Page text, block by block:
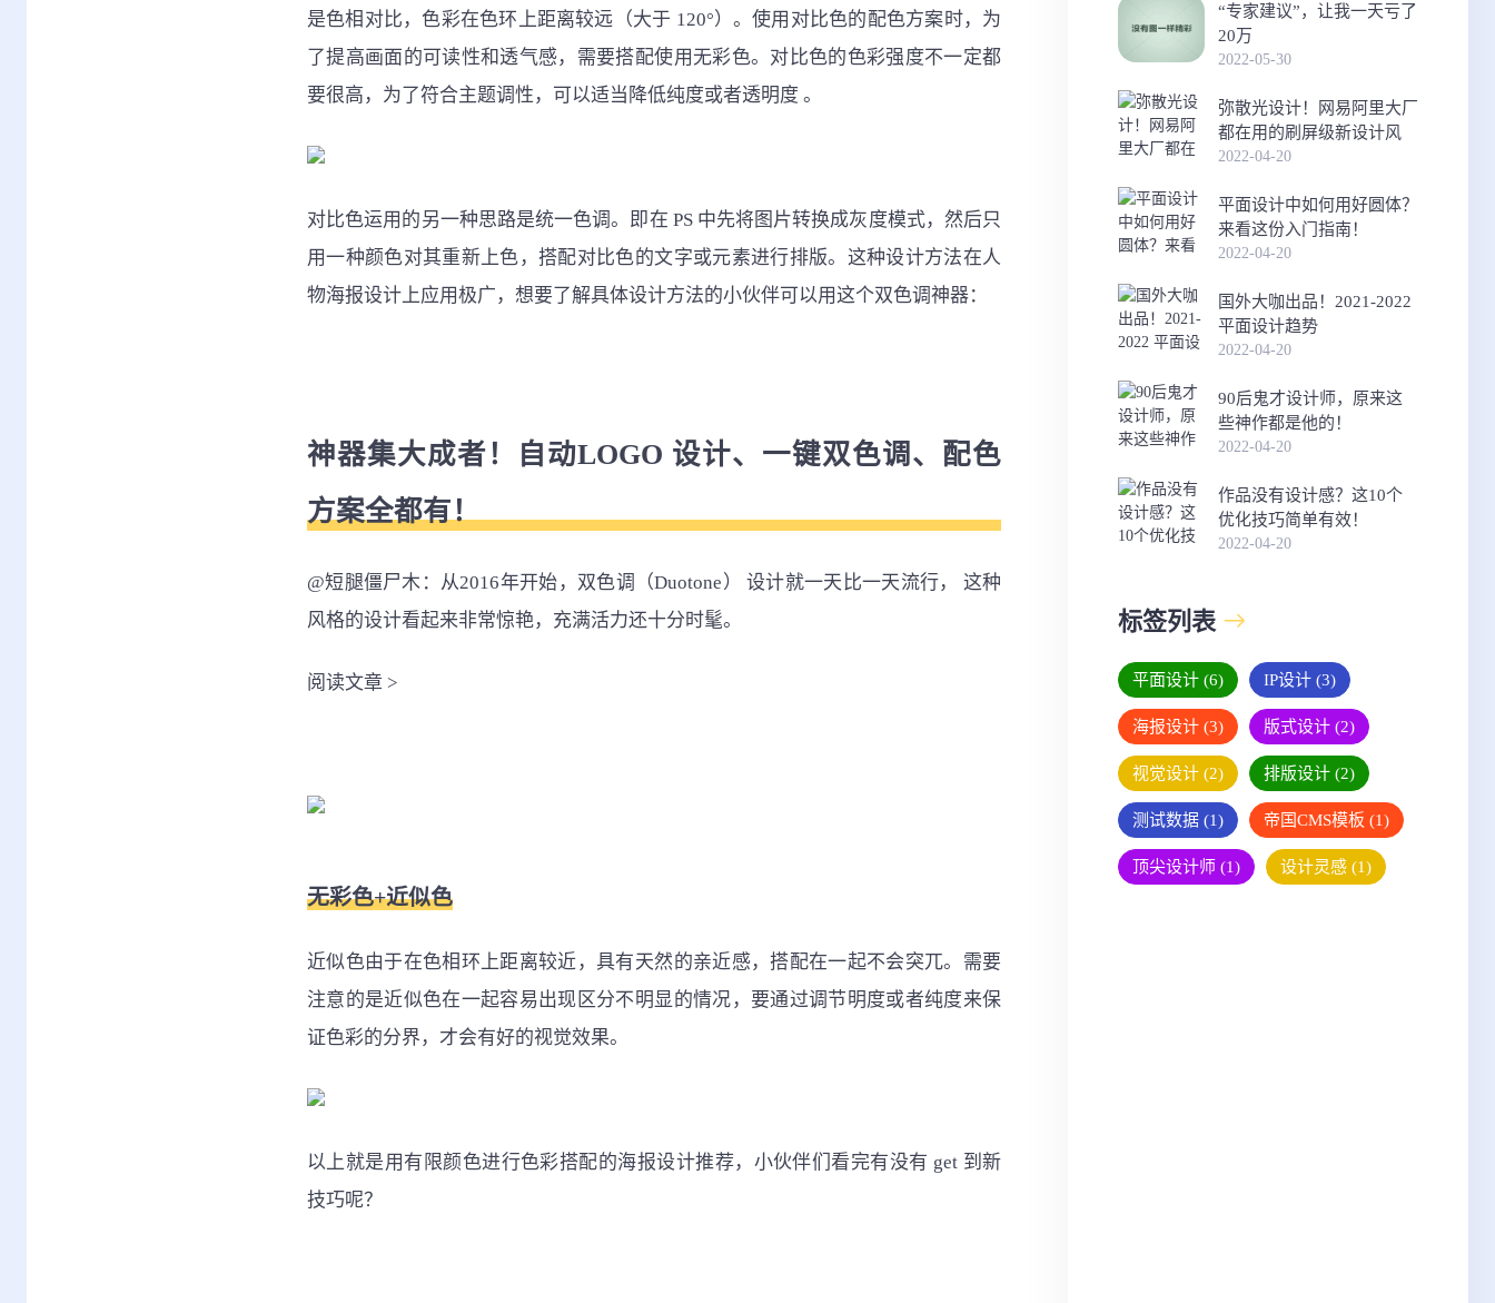
是色相对比，色彩在色环上距离较远（大于 120°）。使用对比色的配色方案时，为
了提高画面的可读性和透气感，需要搭配使用无彩色。对比色的色彩强度不一定都
要很高，为了符合主题调性，可以适当降低纯度或者透明度 。
对比色运用的另一种思路是统一色调。即在 PS 中先将图片转换成灰度模式，然后只
用一种颜色对其重新上色，搭配对比色的文字或元素进行排版。这种设计方法在人
物海报设计上应用极广，想要了解具体设计方法的小伙伴可以用这个双色调神器：
神器集大成者！自动LOGO 设计、一键双色调、配色
方案全都有！
@短腿僵尸木：从2016年开始，​双色调（Duotone） 设计就一天比一天流行， 这种
风格的设计看起来非常惊艳，充满活力还十分时髦。
阅读文章 >
无彩色+近似色
近似色由于在色相环上距离较近，具有天然的亲近感，搭配在一起不会突兀。需要
注意的是近似色在一起容易出现区分不明显的情况，要通过调节明度或者纯度来保
证色彩的分界，才会有好的视觉效果。
以上就是用有限颜色进行色彩搭配的海报设计推荐，小伙伴们看完有没有 get 到新
技巧呢？
“专家建议”，让我一天亏了
20万
2022-05-30
弥散光设计！网易阿里大厂
都在用的刷屏级新设计风
2022-04-20
平面设计中如何用好圆体？
来看这份入门指南！
2022-04-20
国外大咖出品！2021-2022
平面设计趋势
2022-04-20
90后鬼才设计师，原来这
些神作都是他的！
2022-04-20
作品没有设计感？这10个
优化技巧简单有效！
2022-04-20
标签列表
平面设计 (6) IP设计 (3)
海报设计 (3) 版式设计 (2)
视觉设计 (2) 排版设计 (2)
测试数据 (1) 帝国CMS模板 (1)
顶尖设计师 (1) 设计灵感 (1)